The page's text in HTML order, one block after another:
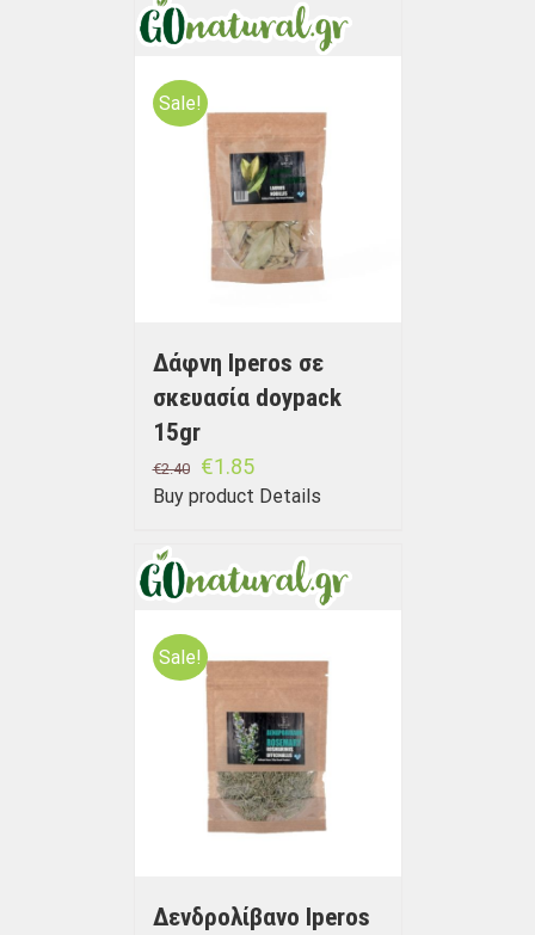
Sale!
Δάφνη Iperos σε
σκευασία doypack
15gr
€2.40 €1.85
Buy product Details
Sale!
Δενδρολίβανο Iperos